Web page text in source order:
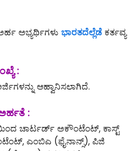
ಅಭ್ಯರ್ಥಿಗಳು ಭಾರತದೆಲ್ಲೆಡೆ ಕರ್ತವ್ಯ
:
ಆಹ್ವಾನಿಸಲಾಗಿದೆ.
:
ಚಾರ್ಟರ್ಡ್ ಅಕೌಂಟೆಂಟ್, ಕಾಸ್ಟ್
ಎಂಬಿಎ (ಫೈನಾನ್ಸ್), ಪಿಜಿ